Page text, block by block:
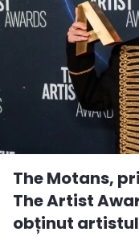
The Motans,
The Artist
obținut artistul